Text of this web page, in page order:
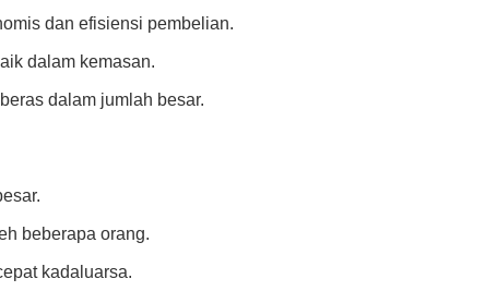
dan efisiensi pembelian.
dalam kemasan.
dalam jumlah besar.
beberapa orang.
kadaluarsa.